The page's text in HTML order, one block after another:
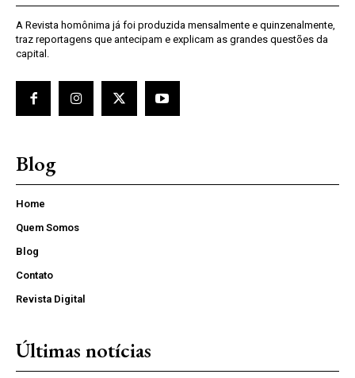
A Revista homônima já foi produzida mensalmente e quinzenalmente,
traz reportagens que antecipam e explicam as grandes questões da
capital.
Blog
Home
Quem Somos
Blog
Contato
Revista Digital
Últimas notícias